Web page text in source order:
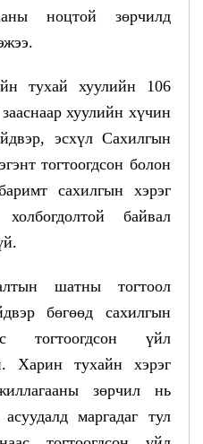
ноцтой зөрчилд
тухай хуулийн 106
хуулийн хүчин
эсхүл Сахилгын
тогтоогдсон болон
сахилгын хэрэг
байвал
шатны тогтоол
бөгөөд сахилгын
тогтоогдсон үйл
Харин тухайн хэрэг
зөрчил нь
маргадаг тул